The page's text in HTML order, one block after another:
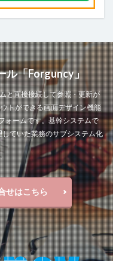
ル「Forguncy」
と直接接続して参照・更新が
トができる画面デザイン機能
ォームです。基幹システムで
ていた業務のサブシステム化
せはこちら